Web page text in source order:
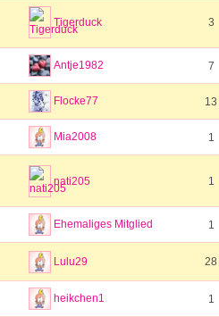
Tigerduck 3
Antje1982 7
Flocke77 13
Mia2008 1
nati205 1
Ehemaliges Mitglied 1
Lulu29 28
heikchen1 1